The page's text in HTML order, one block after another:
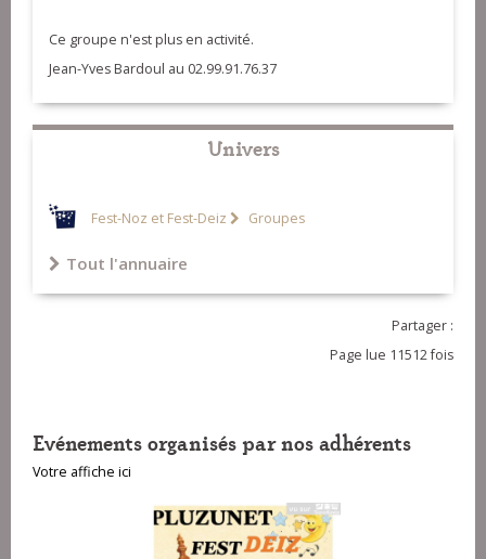
Tugdual Hervieux)
Ce groupe n'est plus en activité.
Jean-Yves Bardoul au 02.99.91.76.37
Univers
Fest-Noz et Fest-Deiz Groupes
Tout l'annuaire
Partager :
Page lue 11512 fois
Evénements organisés par nos adhérents
Votre affiche ici